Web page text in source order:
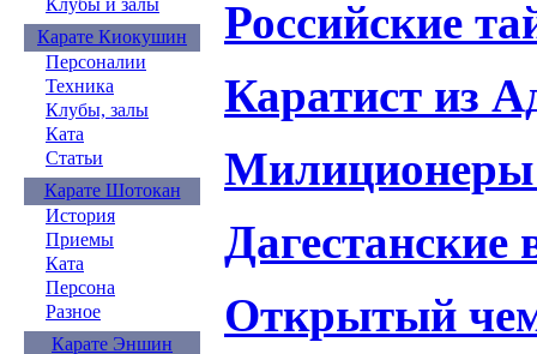
Клубы и залы
Карате Киокушин
Персоналии
Техника
Клубы, залы
Ката
Статьи
Карате Шотокан
История
Приемы
Ката
Персона
Разное
Карате Эншин
Российские
Каратист из
Милиционеры
Дагестанские
Открытый